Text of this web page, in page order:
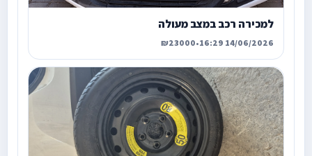
למכירה רכב במצב מעולה
14/06/2026 16:29
•
₪23000